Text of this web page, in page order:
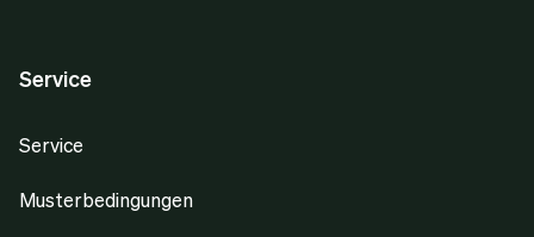
Service
Service
Musterbedingungen